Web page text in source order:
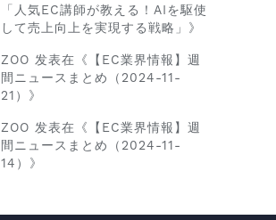
「人気EC講師が教える！AIを駆使
して売上向上を実現する戦略」》
ZOO 发表在《【EC業界情報】週
間ニュースまとめ（2024-11-
21）》
ZOO 发表在《【EC業界情報】週
間ニュースまとめ（2024-11-
14）》